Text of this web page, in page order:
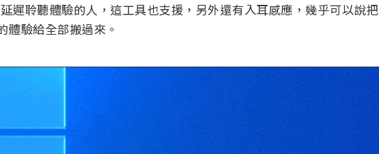
遲聆聽體驗的人，這工具也支援，另外還有入耳感應，幾乎可以說把
驗給全部搬過來。